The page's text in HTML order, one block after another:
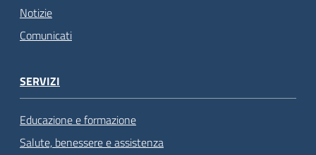
Notizie
Comunicati
SERVIZI
Educazione e formazione
Salute, benessere e assistenza